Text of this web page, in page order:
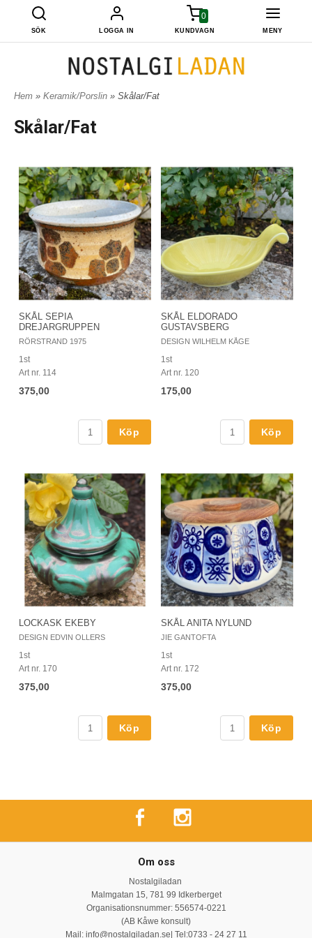
SÖK LOGGA IN
0
KUNDVAGN MENY
Hem » Keramik/Porslin » Skålar/Fat
Skålar/Fat
SKÅL SEPIA
DREJARGRUPPEN
RÖRSTRAND 1975
1st
Art nr. 114
375,00
Köp
SKÅL ELDORADO
GUSTAVSBERG
DESIGN WILHELM KÅGE
1st
Art nr. 120
175,00
Köp
LOCKASK EKEBY
DESIGN EDVIN OLLERS
1st
Art nr. 170
375,00
Köp
SKÅL ANITA NYLUND
JIE GANTOFTA
1st
Art nr. 172
375,00
Köp
Om oss
Nostalgiladan
Malmgatan 15, 781 99 Idkerberget
Organisationsnummer: 556574-0221
(AB Kåwe konsult)
Mail: info@nostalgiladan.se | Tel:0733 - 24 27 11